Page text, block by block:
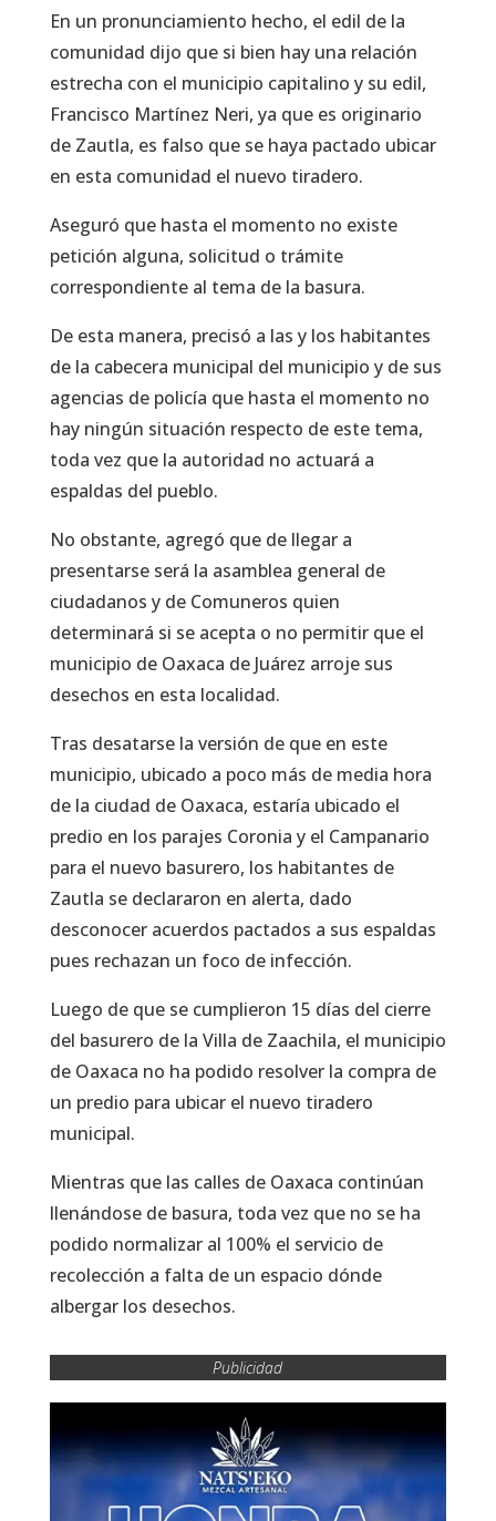
En un pronunciamiento hecho, el edil de la
comunidad dijo que si bien hay una relación
estrecha con el municipio capitalino y su edil,
Francisco Martínez Neri, ya que es originario
de Zautla, es falso que se haya pactado ubicar
en esta comunidad el nuevo tiradero.
Aseguró que hasta el momento no existe
petición alguna, solicitud o trámite
correspondiente al tema de la basura.
De esta manera, precisó a las y los habitantes
de la cabecera municipal del municipio y de sus
agencias de policía que hasta el momento no
hay ningún situación respecto de este tema,
toda vez que la autoridad no actuará a
espaldas del pueblo.
No obstante, agregó que de llegar a
presentarse será la asamblea general de
ciudadanos y de Comuneros quien
determinará si se acepta o no permitir que el
municipio de Oaxaca de Juárez arroje sus
desechos en esta localidad.
Tras desatarse la versión de que en este
municipio, ubicado a poco más de media hora
de la ciudad de Oaxaca, estaría ubicado el
predio en los parajes Coronia y el Campanario
para el nuevo basurero, los habitantes de
Zautla se declararon en alerta, dado
desconocer acuerdos pactados a sus espaldas
pues rechazan un foco de infección.
Luego de que se cumplieron 15 días del cierre
del basurero de la Villa de Zaachila, el municipio
de Oaxaca no ha podido resolver la compra de
un predio para ubicar el nuevo tiradero
municipal.
Mientras que las calles de Oaxaca continúan
llenándose de basura, toda vez que no se ha
podido normalizar al 100% el servicio de
recolección a falta de un espacio dónde
albergar los desechos.
Publicidad